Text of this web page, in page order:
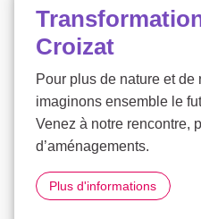
Croizat
Pour plus de nature et de
imaginons ensemble le
Venez à notre rencontre,
d’aménagements.
Transformation de la friche
Plus d'informations